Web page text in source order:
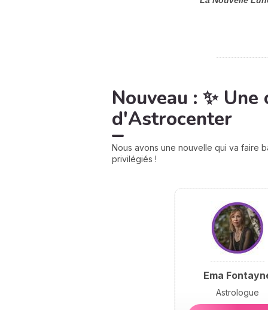
Nouveau : ✨
d'Astrocenter
Nous avons une nouvelle qui va faire
privilégiés !
Ema
Astrologue